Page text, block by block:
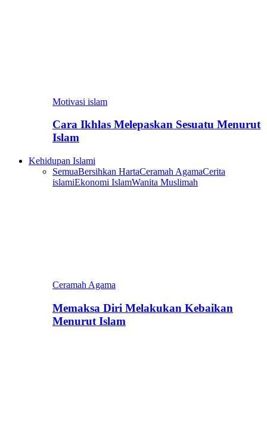
Motivasi islam
Cara Ikhlas Melepaskan Sesuatu Menurut
Islam
Kehidupan Islami
SemuaBersihkan HartaCeramah AgamaCerita
islamiEkonomi IslamWanita Muslimah
Ceramah Agama
Memaksa Diri Melakukan Kebaikan
Menurut Islam